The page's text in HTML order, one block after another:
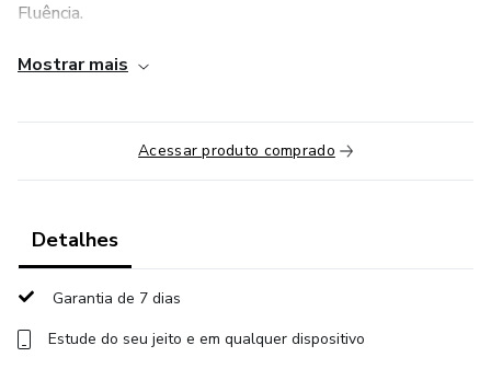
Fluência.
O Essentials entrega exatamente o que um iniciante
vocabulário prático, estruturas essenciais, muita repetição
inteligente e exemplos reais usados em viagens, trabalho
e vida cotidiana.
Ao final do curso, o aluno será capaz de:
✔ se apresentar de forma clara
✔ fazer e responder as principais perguntas do inglês
Mostrar mais
Acessar produto comprado
Detalhes
Garantia de 7 dias
Estude do seu jeito e em qualquer dispositivo